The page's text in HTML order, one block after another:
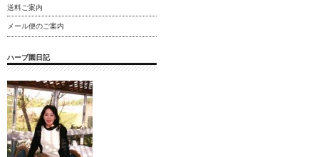
送料ご案内
メール便のご案内
ハーブ園日記